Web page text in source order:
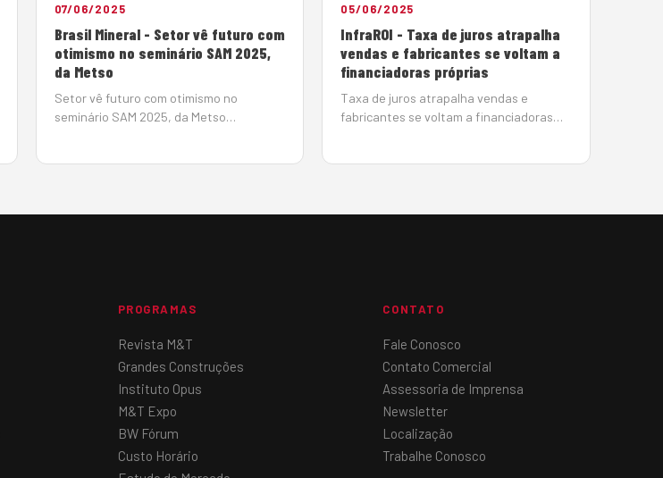
07/06/2025
Brasil Mineral - Setor vê futuro com
otimismo no seminário SAM 2025,
da Metso
Setor vê futuro com otimismo no
seminário SAM 2025, da Metso
05/06/2025
InfraROI - Taxa de juros atrapalha
vendas e fabricantes se voltam a
financiadoras próprias
Taxa de juros atrapalha vendas e
fabricantes se voltam a financiadoras
PROGRAMAS
Revista M&T
Grandes Construções
Instituto Opus
M&T Expo
BW Fórum
Custo Horário
CONTATO
Fale Conosco
Contato Comercial
Assessoria de Imprensa
Newsletter
Localização
Trabalhe Conosco